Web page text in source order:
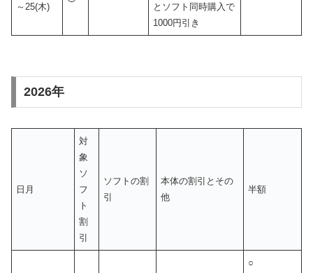
～25(木)
とソフト同時購入で
1000円引き
2026年
日月
対
象
ソ
フ
ト
割
引
ソフトの割
引
本体の割引とその
他
半額
○